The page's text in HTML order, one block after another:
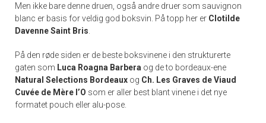
Men ikke bare denne druen, også andre druer som sauvignon
blanc er basis for veldig god boksvin. På topp her er Clotilde
Davenne Saint Bris
På den røde siden er de beste boksvinene i den strukturerte
gaten som Luca Roagna Barbera og de to bordeaux-ene
Natural Selections Bordeaux og Ch. Les Graves de Viaud
Cuvée de Mère l’O som er aller best blant vinene i det nye
formatet pouch eller alu-pose.